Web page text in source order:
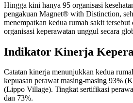
Hingga kini hanya 95 organisasi
pengakuan Magnet® with Distinction,
menempatkan kedua rumah sakit
organisasi keperawatan unggul secara
Indikator Kinerja
Catatan kinerja menunjukkan kedua
kepuasan perawat masing‑masing 93%
(Lippo Village). Tingkat sertifikasi
dan 73%.